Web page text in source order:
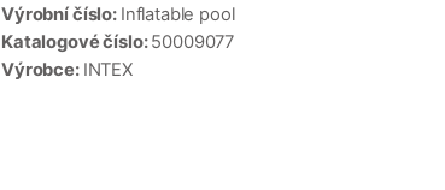
Výrobní číslo: Inflatable pool
Katalogové číslo:50009077
Výrobce: INTEX